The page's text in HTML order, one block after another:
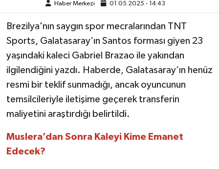
Haber Merkezi 01.05.2025 - 14:43
Brezilya'nın saygın spor mecralarından TNT
Sports, Galatasaray’ın Santos forması giyen 23
yaşındaki kaleci Gabriel Brazao ile yakından
ilgilendiğini yazdı. Haberde, Galatasaray’ın henüz
resmi bir teklif sunmadığı, ancak oyuncunun
temsilcileriyle iletişime geçerek transferin
maliyetini araştırdığı belirtildi.
Muslera’dan Sonra Kaleyi Kime Emanet
Edecek?
MEDYA
OTOMOTİV
TEKNOLOJİ
YAŞAM
KÜLTÜR SANAT